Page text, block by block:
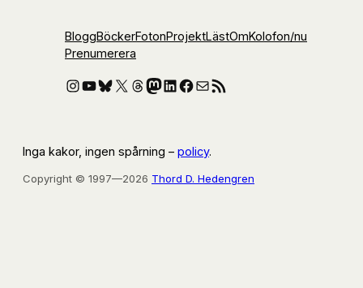
BloggBöckerFotonProjektLästOmKolofon/nu
Prenumerera
Instagram
YouTube
Bluesky
X Threads
Mastodon
LinkedIn
Facebook
E-postRSS-flöde
Inga kakor, ingen spårning – policy.
Copyright © 1997—2026 Thord D. Hedengren